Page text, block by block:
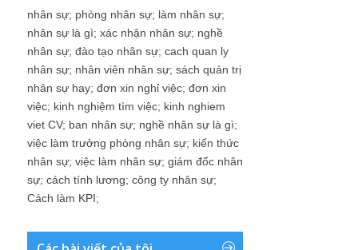
nhân sự; phòng nhân sự; làm nhân sự;
nhân sự là gì; xác nhận nhân sự; nghề
nhân sự; đào tạo nhân sự; cach quan ly
nhân sự; nhân viên nhân sự; sách quản trị
nhân sự hay; đơn xin nghỉ việc; đơn xin
việc; kinh nghiệm tìm việc; kinh nghiem
viet CV; ban nhân sự; nghề nhân sự là gì;
việc làm trưởng phòng nhân sự; kiến thức
nhân sự; việc làm nhân sự; giám đốc nhân
sự; cách tính lương; công ty nhân sự;
Cách làm KPI;